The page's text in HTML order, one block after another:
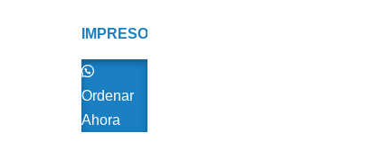
IMPRESORA
ETIQUETAS
Ordenar
Ahora